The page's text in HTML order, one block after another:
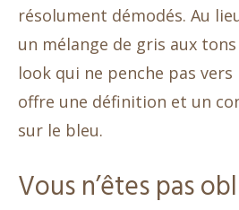
résolument démodés. Au
un mélange de gris aux
look qui ne penche pas
offre une définition et un
sur le bleu.
Vous n’êtes pas